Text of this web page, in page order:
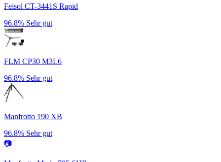
Feisol CT-3441S Rapid
96.8% Sehr gut
FLM CP30 M3L6
96.8% Sehr gut
Manfrotto 190 XB
96.8% Sehr gut
📷